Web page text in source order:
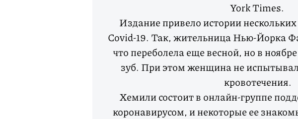
York Times.
Издание привело истории
Covid-19. Так, жительница Нью-Йорка
что переболела еще весной, но в
зуб. При этом женщина не
кровотечения.
Хемили состоит в онлайн-группе
коронавирусом, и некоторые ее